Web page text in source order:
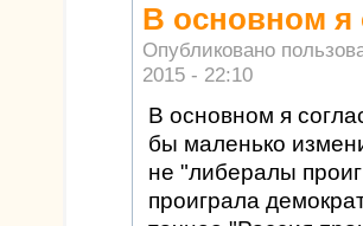
В основном я
Опубликовано
2015 - 22:10
В основном я
бы маленько
не "либералы
проиграла